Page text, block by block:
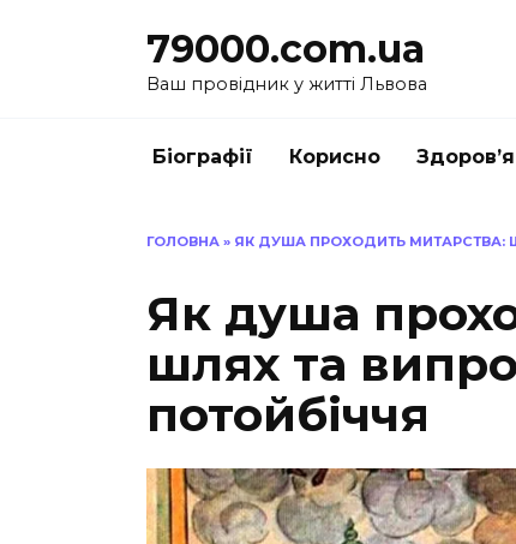
79000.com.ua
Ваш провідник у житті Львова
Біографії Корисно Здоров’я
ГОЛОВНА » ЯК ДУША ПРОХОДИТЬ МИТАРСТВА:
Як душа
шлях та
потойбіччя